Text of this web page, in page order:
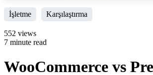
İşletme Karşılaştırma
552 views
7 minute read
WooCommerce vs